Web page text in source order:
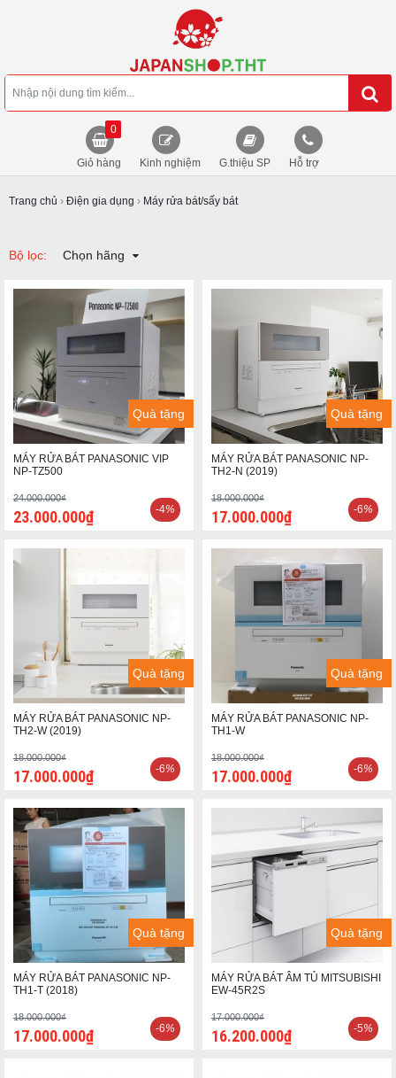
Giỏ hàng
0
Kinh nghiệm G.thiệu SP Hỗ trợ
Trang chủ › Điện gia dụng › Máy rửa bát/sấy bát
Bộ lọc: Chọn hãng
Quà tặng
MÁY RỬA BÁT PANASONIC VIP
NP-TZ500
24.000.000₫
23.000.000₫ -4%
Quà tặng
MÁY RỬA BÁT PANASONIC NP-
TH2-N (2019)
18.000.000₫
17.000.000₫ -6%
Quà tặng
MÁY RỬA BÁT PANASONIC NP-
TH2-W (2019)
18.000.000₫
17.000.000₫ -6%
Quà tặng
MÁY RỬA BÁT PANASONIC NP-
TH1-W
18.000.000₫
17.000.000₫ -6%
Quà tặng
MÁY RỬA BÁT PANASONIC NP-
TH1-T (2018)
18.000.000₫
17.000.000₫ -6%
Quà tặng
MÁY RỬA BÁT ÂM TỦ MITSUBISHI
EW-45R2S
17.000.000₫
16.200.000₫ -5%